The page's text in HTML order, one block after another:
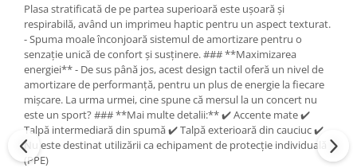
Plasa stratificată de pe partea superioară este ușoară și
respirabilă, având un imprimeu haptic pentru un aspect texturat.
- Spuma moale înconjoară sistemul de amortizare pentru o
senzație unică de confort și susținere. ### **Maximizarea
energiei** - De sus până jos, acest design tactil oferă un nivel de
amortizare de performanță, pentru un plus de energie la fiecare
mișcare. La urma urmei, cine spune că mersul la un concert nu
este un sport? ### **Mai multe detalii:** ✔️ Accente mate ✔️
Talpă intermediară din spumă ✔️ Talpă exterioară din cauciuc ✔️
Nu este destinat utilizării ca echipament de protecție individuală
(PPE)